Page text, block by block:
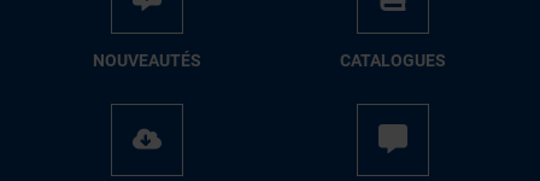
NOUVEAUTÉS CATALOGUES